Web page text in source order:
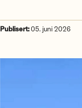
Publisert:05. juni 2026